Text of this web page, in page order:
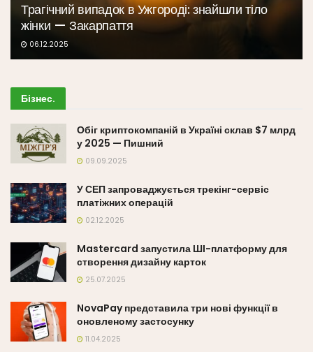
Трагічний випадок в Ужгороді: знайшли тіло
жінки — Закарпаття
06.12.2025
Бізнес.
Обіг криптокомпаній в Україні склав $7 млрд
у 2025 — Пишний
09.09.2025
У СЕП запроваджується трекінг-сервіс
платіжних операцій
02.12.2025
Mastercard запустила ШІ-платформу для
створення дизайну карток
25.07.2025
NovaPay представила три нові функції в
оновленому застосунку
11.04.2025